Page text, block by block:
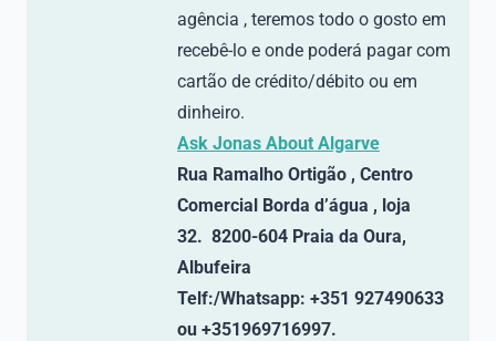
agência , teremos todo o gosto em
recebê-lo e onde poderá pagar com
cartão de crédito/débito ou em
dinheiro.
Ask Jonas About Algarve
Rua Ramalho Ortigão , Centro
Comercial Borda d’água , loja
32. 8200-604 Praia da Oura,
Albufeira
Telf:/Whatsapp: +351 927490633
ou +351969716997.